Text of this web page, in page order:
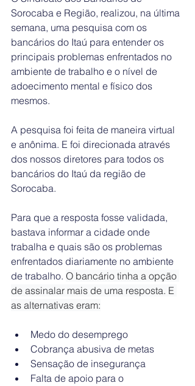
Sorocaba e Região, realizou, na última
semana, uma pesquisa com os
bancários do Itaú para entender os
principais problemas enfrentados no
ambiente de trabalho e o nível de
adoecimento mental e físico dos
mesmos.
A pesquisa foi feita de maneira virtual
e anônima. E foi direcionada através
dos nossos diretores para todos os
bancários do Itaú da região de
Sorocaba.
Para que a resposta fosse validada,
bastava informar a cidade onde
trabalha e quais são os problemas
enfrentados diariamente no ambiente
de trabalho. O bancário tinha a opção
de assinalar mais de uma resposta. E
as alternativas eram:
Medo do desemprego
Cobrança abusiva de metas
Sensação de insegurança
Falta de apoio para o